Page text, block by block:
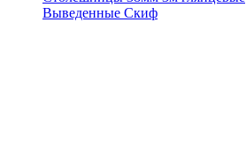
Выведенные Скиф